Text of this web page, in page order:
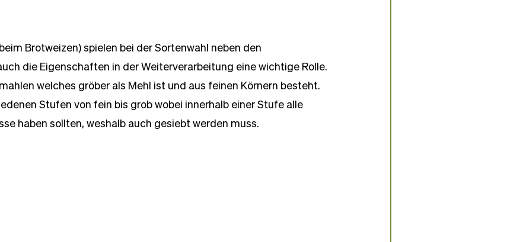
Brotweizen) spielen bei der Sortenwahl neben den
die Eigenschaften in der Weiterverarbeitung eine wichtige Rolle.
welches gröber als Mehl ist und aus feinen Körnern besteht.
Stufen von fein bis grob wobei innerhalb einer Stufe alle
haben sollten, weshalb auch gesiebt werden muss.